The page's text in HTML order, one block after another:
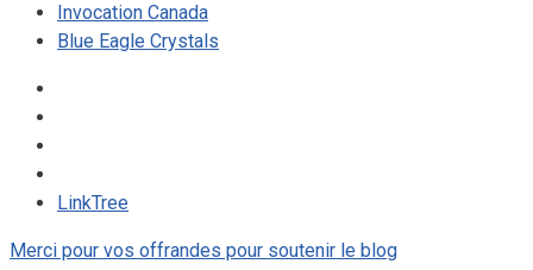
Invocation Canada
Blue Eagle Crystals
LinkTree
Merci pour vos offrandes pour soutenir le blog